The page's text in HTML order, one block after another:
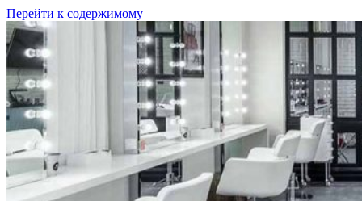
Перейти к содержимому